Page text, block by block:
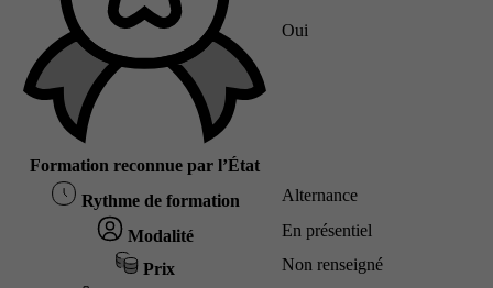
Formation reconnue par l’État
Oui
Rythme de formation Alternance
Modalité En présentiel
Prix Non renseigné